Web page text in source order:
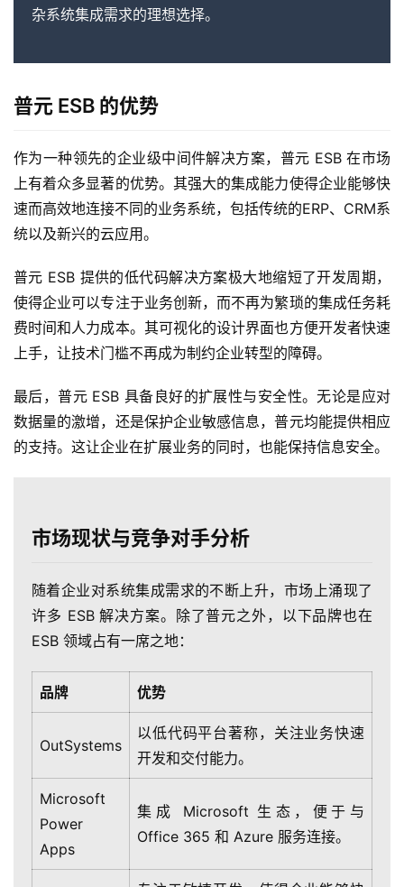
最
解
杂系统集成需求的理想选择。
普元 ESB 的优势
作为一种领先的企业级中间件解决方案，普元 ESB 在市场
上有着众多显著的优势。其强大的集成能力使得企业能够快
速而高效地连接不同的业务系统，包括传统的ERP、CRM系
统以及新兴的云应用。
普元 ESB 提供的低代码解决方案极大地缩短了开发周期，
使得企业可以专注于业务创新，而不再为繁琐的集成任务耗
费时间和人力成本。其可视化的设计界面也方便开发者快速
上手，让技术门槛不再成为制约企业转型的障碍。
最后，普元 ESB 具备良好的扩展性与安全性。无论是应对
数据量的激增，还是保护企业敏感信息，普元均能提供相应
的支持。这让企业在扩展业务的同时，也能保持信息安全。
市场现状与竞争对手分析
随着企业对系统集成需求的不断上升，市场上涌现了
许多 ESB 解决方案。除了普元之外，以下品牌也在
ESB 领域占有一席之地：
品牌 优势
OutSystems
以低代码平台著称，关注业务快速
开发和交付能力。
Microsoft
Power
Apps
集成 Microsoft 生态，便于与
Office 365 和 Azure 服务连接。